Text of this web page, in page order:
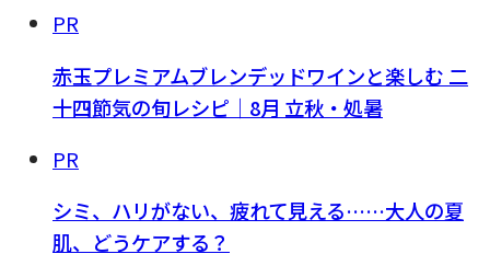
PR
赤玉プレミアムブレンデッドワインと楽しむ 二
十四節気の旬レシピ｜8月 立秋・処暑
PR
シミ、ハリがない、疲れて見える……大人の夏
肌、どうケアする？